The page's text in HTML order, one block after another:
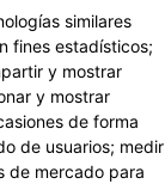
similares
fines estadísticos;
y mostrar
y mostrar
de forma
de usuarios; medir
de mercado para